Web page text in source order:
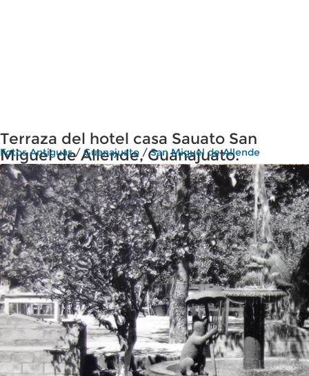
Terraza del hotel casa Sauato San
Miguel de Allende, Guanajuato.
Fotos Antiguas/Guanajuato /San Miguel de Allende